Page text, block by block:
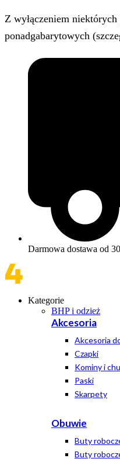
Z wyłączeniem
ponadgabarytowych
Darmowa dostawa od
Kategorie
BHP i odzież
Akcesoria
Akcesoria
Czapki
Kominy i
Paski
Skarpety
Obuwie
Buty
Buty